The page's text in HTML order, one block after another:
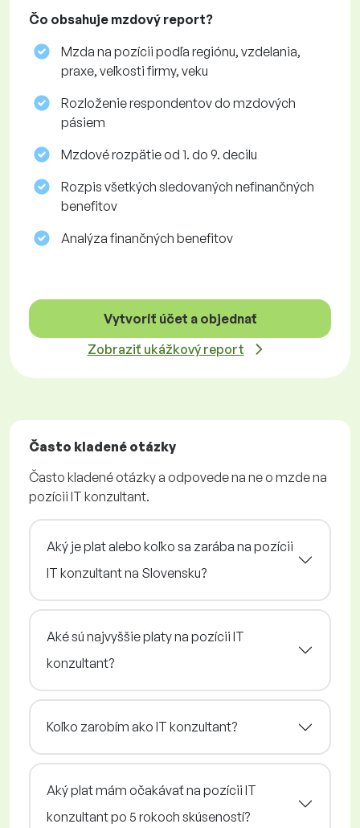
Čo obsahuje mzdový report?
Mzda na pozícii podľa regiónu, vzdelania,
praxe, veľkosti firmy, veku
Rozloženie respondentov do mzdových
pásiem
Mzdové rozpätie od 1. do 9. decilu
Rozpis všetkých sledovaných nefinančných
benefitov
Analýza finančných benefitov
Vytvoriť účet a objednať
Zobraziť ukážkový report
Často kladené otázky
Často kladené otázky a odpovede na ne o mzde na
pozícii IT konzultant.
Aký je plat alebo koľko sa zarába na pozícii
IT konzultant na Slovensku?
Aké sú najvyššie platy na pozícii IT
konzultant?
Koľko zarobím ako IT konzultant?
Aký plat mám očakávať na pozícii IT
konzultant po 5 rokoch skúseností?